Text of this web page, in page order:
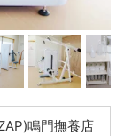
鳴門撫養店